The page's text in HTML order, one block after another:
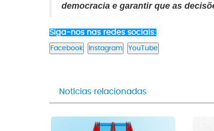
democracia e garantir que as
Siga-nos nas redes sociais:
Notícias relacionadas